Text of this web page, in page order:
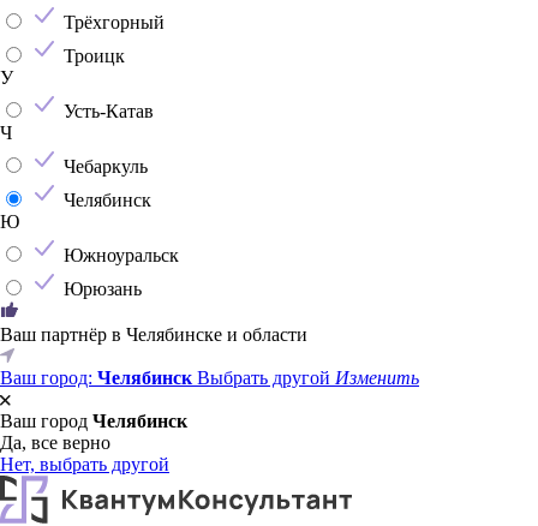
Трёхгорный
Троицк
У
Усть-Катав
Ч
Чебаркуль
Челябинск
Ю
Южноуральск
Юрюзань
Ваш партнёр в Челябинске и области
Ваш город: Челябинск Выбрать другой Изменить
Ваш город Челябинск
Да, все верно
Нет, выбрать другой